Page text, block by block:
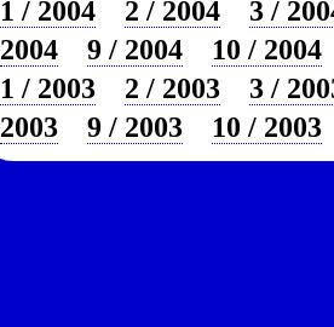
1 / 2004 2 / 2004
3 /
2004
9 / 2004
10 / 2004
1 / 2003
2 / 2003
3 /
2003
9 / 2003 10 / 2003